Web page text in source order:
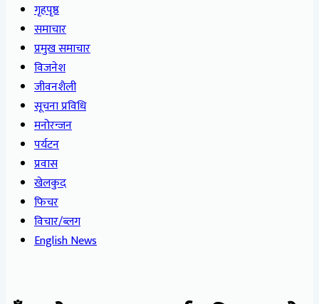
गृहपृष्ठ
समाचार
प्रमुख समाचार
विजनेश
जीवनशैली
सूचना प्रविधि
मनोरन्जन
पर्यटन
प्रवास
खेलकुद
फिचर
विचार/ब्लग
English News